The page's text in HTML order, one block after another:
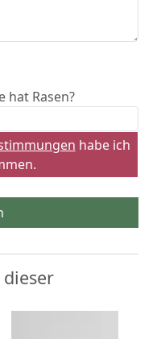
hat Rasen?
habe ich